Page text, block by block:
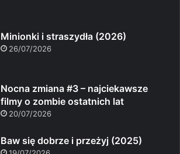
Minionki i straszydła (2026)
26/07/2026
Nocna zmiana #3 – najciekawsze
filmy o zombie ostatnich lat
20/07/2026
Baw się dobrze i przeżyj (2025)